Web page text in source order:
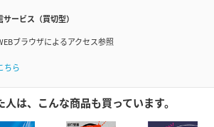
ービス（買切型）
ブラウザによるアクセス参照
ちら
は、こんな商品も買っています。